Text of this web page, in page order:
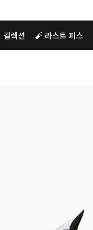
컬렉션 🧨 라스트 피스